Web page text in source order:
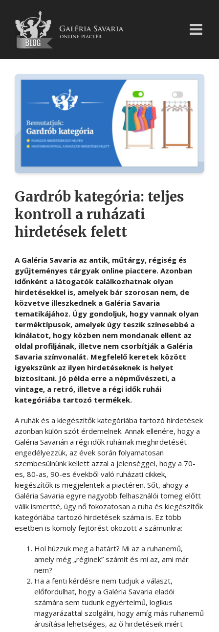
Gardrób kategória: teljes
kontroll a ruházati
hirdetések felett
A Galéria Savaria az antik, műtárgy, régiség és
gyűjteményes tárgyak online piactere. Azonban
időnként a látogatók találkozhatnak olyan
hirdetésekkel is, amelyek bár szorosan nem, de
közvetve illeszkednek a Galéria Savaria
tematikájához. Úgy gondoljuk, hogy vannak olyan
terméktípusok, amelyek úgy teszik színesebbé a
kínálatot, hogy közben nem mondanak ellent az
oldal profiljának, illetve nem csorbítják a Galéria
Savaria színvonalát. Megfelelő keretek között
igyekszünk az ilyen hirdetéseknek is helyet
biztosítani. Jó példa erre a népművészeti, a
vintage, a retró, illetve a régi idők ruhái
kategóriába tartozó termékek.
A ruhák és a kiegészítők kategóriába tartozó hirdetések
azonban külön szót érdemelnek. Annak ellenére, hogy a
Galéria Savarián a régi idők ruháinak meghirdetését
engedélyezzük, az évek során folyamatosan
szembesülnünk kellett azzal a jelenséggel, hogy a 70-
es, 80-as, 90-es évekből való ruházati cikkek,
kiegészítők is megjelentek a piactéren. Sőt, ahogy a
Galéria Savaria egyre nagyobb felhasználói tömeg előtt
válik ismertté, úgy nő fokozatosan a ruha és kiegészítők
kategóriába tartozó hirdetések száma is. Ez több
esetben is komoly fejtörést okozott a számunkra:
Hol húzzuk meg a határt? Mi az a ruhanemű,
amely még „réginek” számít és mi az, ami már
nem?
Ha a fenti kérdésre nem tudjuk a választ,
előfordulhat, hogy a Galéria Savaria eladói
számára sem tudunk egyértelmű, logikus
magyarázattal szolgálni, hogy amíg más ruhanemű
árusítása lehetséges, az ő hirdetéseik miért